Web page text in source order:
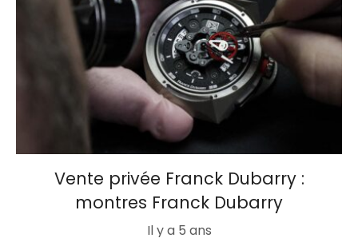
Vente privée Franck Dubarry :
montres Franck Dubarry
Il y a 5 ans